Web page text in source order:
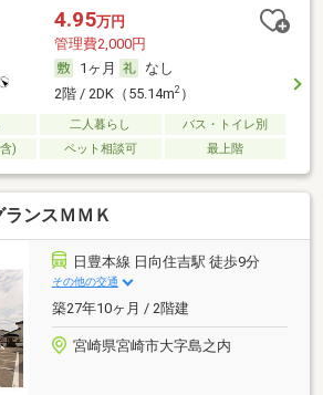
4.95万円
管理費2,000円
1ヶ月
なし
2階 / 2DK（55.14m2）
二人暮らし
バス・トイレ別
)
ペット相談可 最上階
ランスＭＭＫ
日豊本線 日向住吉駅 徒歩9分
その他の交通
築27年10ヶ月 / 2階建
宮崎県宮崎市大字島之内